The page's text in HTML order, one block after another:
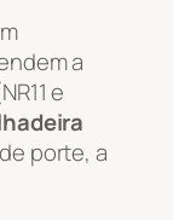
a
e
porte, a